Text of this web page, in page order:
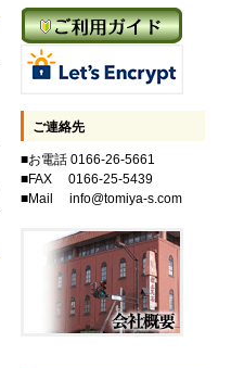
ご連絡先
■お電話 0166-26-5661
■FAX 0166-25-5439
■Mail info@tomiya-s.com